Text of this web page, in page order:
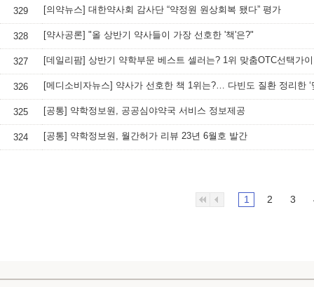
329 [의약뉴스] 대한약사회 감사단 “약정원 원상회복 됐다” 평가
328 [약사공론] "올 상반기 약사들이 가장 선호한 '책'은?"
327 [데일리팜] 상반기 약학부문 베스트 셀러는? 1위 맞춤OTC선택가
326
325 [공통] 약학정보원, 공공심야약국 서비스 정보제공
324 [공통] 약학정보원, 월간허가 리뷰 23년 6월호 발간
1 2 3